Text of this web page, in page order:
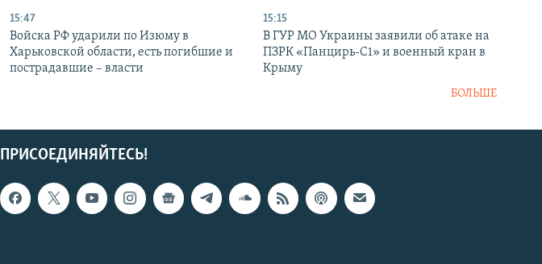
15:47
Войска РФ ударили по Изюму в
Харьковской области, есть погибшие и
пострадавшие – власти
15:15
В ГУР МО Украины заявили об атаке на
ПЗРК «Панцирь-С1» и военный кран в
Крыму
БОЛЬШЕ
ПРИСОЕДИНЯЙТЕСЬ!